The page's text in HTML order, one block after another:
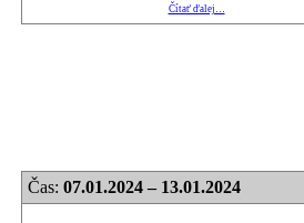
Čítať ďalej…
Čas: 07.01.2024 – 13.01.2024